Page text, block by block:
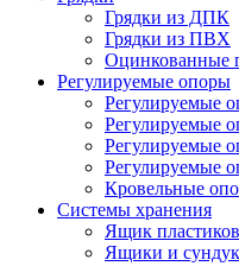
Грядки из ДПК
Грядки из ПВХ
Оцинкованные
Регулируемые опоры
Регулируемые
Регулируемые
Регулируемые
Регулируемые
Кровельные
Системы хранения
Ящик
Ящики и